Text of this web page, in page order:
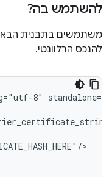
להשתמש בה?
משתמשים בתבנית
להנכס הרלוונטי.
8"
>